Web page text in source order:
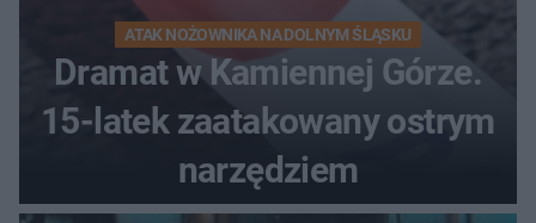
ATAK NOŻOWNIKA NA DOLNYM ŚLĄSKU
Dramat w Kamiennej Górze.
15-latek zaatakowany ostrym
narzędziem